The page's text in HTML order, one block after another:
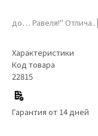
до… Равеля!" Отлича..
Характеристики
Код товара
22815
Гарантия от 14 дней